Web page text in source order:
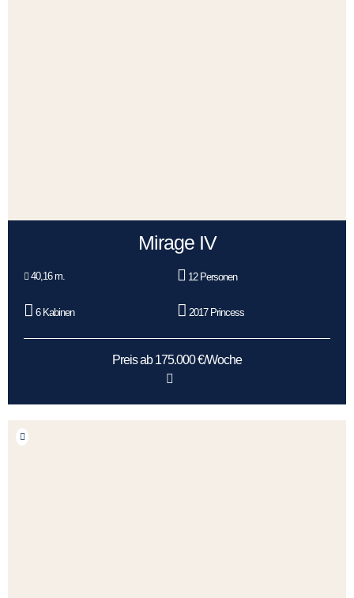
Mirage IV
40,16 m. 12 Personen
6 Kabinen 2017 Princess
Preis ab 175.000 €/Woche